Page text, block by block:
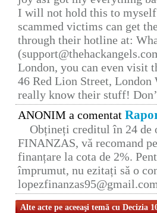
I will not hold this to
scammed victims can get
through their hotline at:
London, you can even visit
46 Red Lion Street, London
really know their stuff!
ANONIM a comentat
Obțineți creditul în 24 de
FINANZAS, vă recomand
finanțare la cota de 2%.
împrumut, nu ezitați să o
Alte acte pe aceeaşi temă cu Decizia